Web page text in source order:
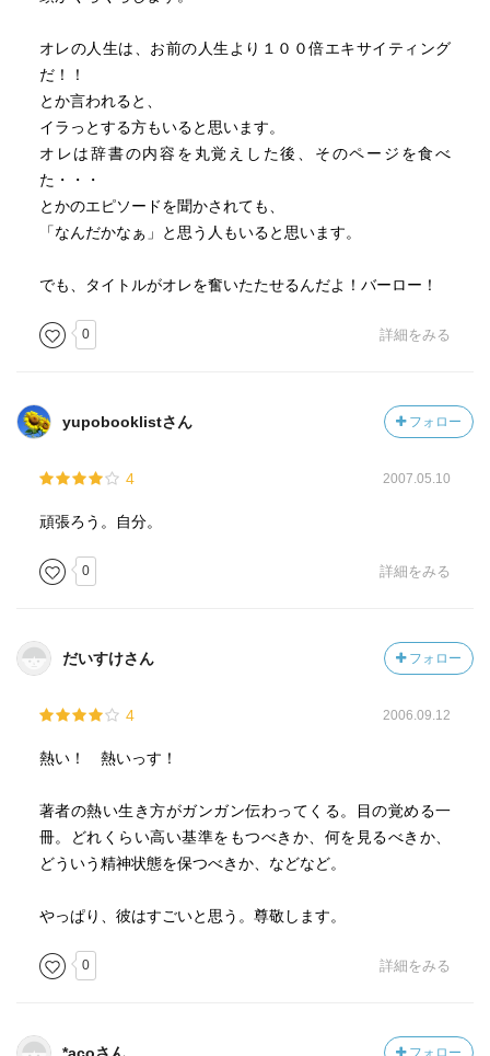
オレの人生は、お前の人生より１００倍エキサイティング
だ！！
とか言われると、
イラっとする方もいると思います。
オレは辞書の内容を丸覚えした後、そのページを食べ
た・・・
とかのエピソードを聞かされても、
「なんだかなぁ」と思う人もいると思います。
でも、タイトルがオレを奮いたたせるんだよ！バーロー！
0 詳細をみる
yupobooklistさん フォロー
4 2007.05.10
頑張ろう。自分。
0 詳細をみる
だいすけさん フォロー
4 2006.09.12
熱い！ 熱いっす！
著者の熱い生き方がガンガン伝わってくる。目の覚める一
冊。どれくらい高い基準をもつべきか、何を見るべきか、
どういう精神状態を保つべきか、などなど。
やっぱり、彼はすごいと思う。尊敬します。
0 詳細をみる
フォロー